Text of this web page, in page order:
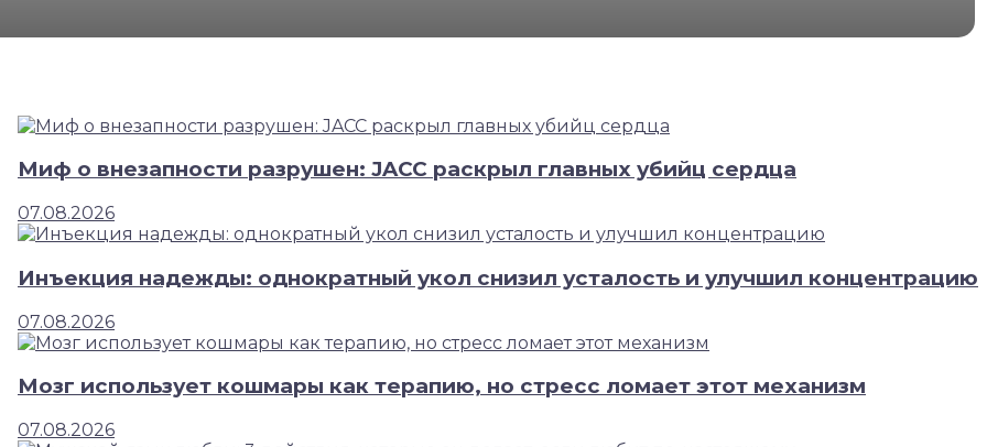
усталость и улучшил концентрацию
ломает этот механизм
Миф о внезапности разрушен: JACC раскрыл главных убийц сердца
07.08.2026
Инъекция надежды: однократный укол снизил усталость и улучшил концентрацию
07.08.2026
Мозг использует кошмары как терапию, но стресс ломает этот механизм
07.08.2026